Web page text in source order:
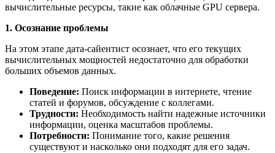
вычислительные ресурсы, такие как облачные GPU сервера.
1. Осознание проблемы
На этом этапе дата-сайентист осознает, что его текущих
вычислительных мощностей недостаточно для обработки
больших объемов данных.
Поведение: Поиск информации в интернете, чтение
статей и форумов, обсуждение с коллегами.
Трудности: Необходимость найти надежные источники
информации, оценка масштабов проблемы.
Потребности: Понимание того, какие решения
существуют и насколько они подходят для его задач.